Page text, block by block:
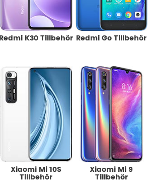
Redmi K30 Tillbehör Redmi Go Tillbehör
Xiaomi Mi 10S
Tillbehör
Xiaomi Mi 9
Tillbehör